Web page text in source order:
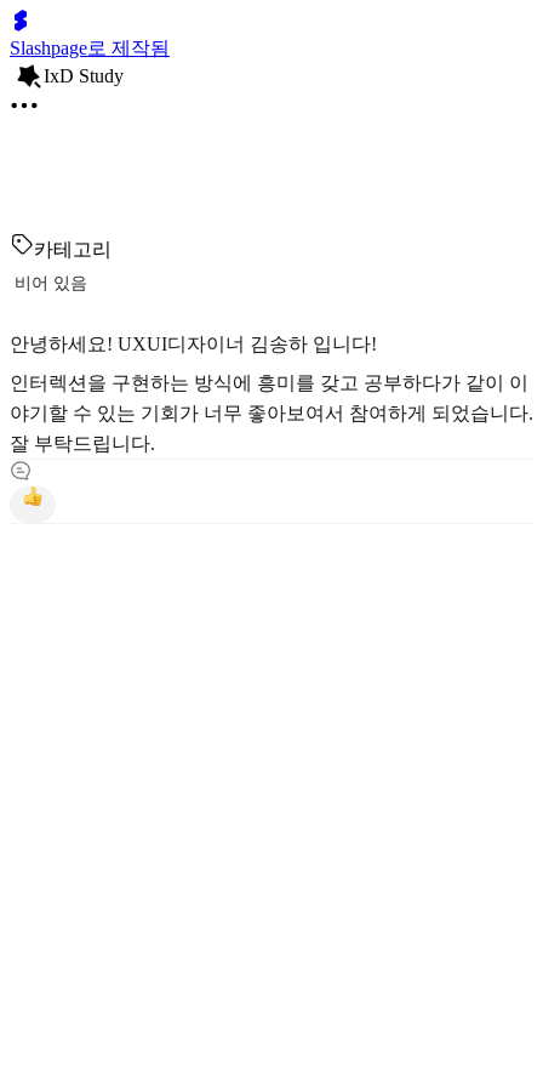
Slashpage로 제작됨
IxD Study
카테고리
비어 있음
안녕하세요! UXUI디자이너 김송하 입니다!
인터렉션을 구현하는 방식에 흥미를 갖고 공부하다가 같이 이
야기할 수 있는 기회가 너무 좋아보여서 참여하게 되었습니다.
잘 부탁드립니다.